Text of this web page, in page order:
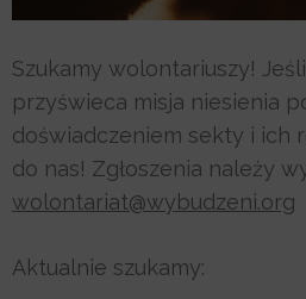
Szukamy wolontariuszy!
przyświeca misja niesienia
doświadczeniem sekty i ich
do nas! Zgłoszenia należy
wolontariat@wybudzeni.org
Aktualnie szukamy: